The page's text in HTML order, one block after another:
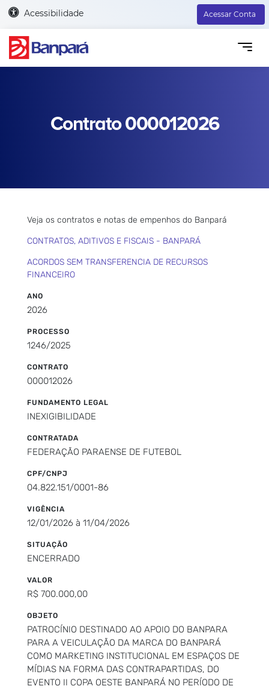
Acessibilidade Acessar Conta
Contrato 000012026
Veja os contratos e notas de empenhos do Banpará
CONTRATOS, ADITIVOS E FISCAIS - BANPARÁ
ACORDOS SEM TRANSFERENCIA DE RECURSOS
FINANCEIRO
ANO
2026
PROCESSO
1246/2025
CONTRATO
000012026
FUNDAMENTO LEGAL
INEXIGIBILIDADE
CONTRATADA
FEDERAÇÃO PARAENSE DE FUTEBOL
CPF/CNPJ
04.822.151/0001-86
VIGÊNCIA
12/01/2026 à 11/04/2026
SITUAÇÃO
ENCERRADO
VALOR
R$ 700.000,00
OBJETO
PATROCÍNIO DESTINADO AO APOIO DO BANPARA
PARA A VEICULAÇÃO DA MARCA DO BANPARÁ
COMO MARKETING INSTITUCIONAL EM ESPAÇOS DE
MÍDIAS NA FORMA DAS CONTRAPARTIDAS, DO
EVENTO II COPA OESTE BANPARÁ NO PERÍODO DE